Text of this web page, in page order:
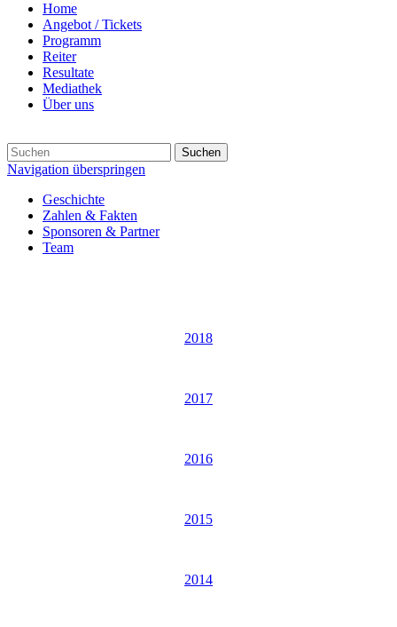
Home
Angebot / Tickets
Programm
Reiter
Resultate
Mediathek
Über uns
Suchen
Navigation überspringen
Geschichte
Zahlen & Fakten
Sponsoren & Partner
Team
2018
2017
2016
2015
2014